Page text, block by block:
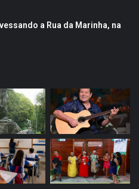
a Rua da Marinha, na